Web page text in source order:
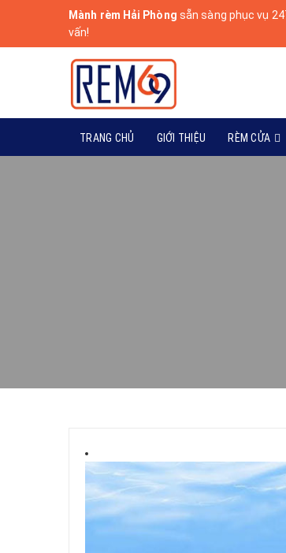
Mành rèm Hải Phòng sẵn sàng phục vụ
vấn!
TRANG CHỦ GIỚI THIỆU RÈM CỬA